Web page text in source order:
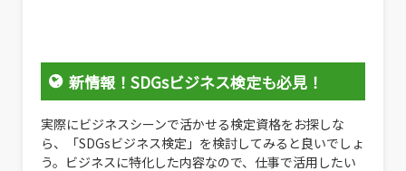
新情報！SDGsビジネス検定も必見！
実際にビジネスシーンで活かせる検定資格をお探しな
ら、「SDGsビジネス検定」を検討してみると良いでしょ
う。ビジネスに特化した内容なので、仕事で活用したい